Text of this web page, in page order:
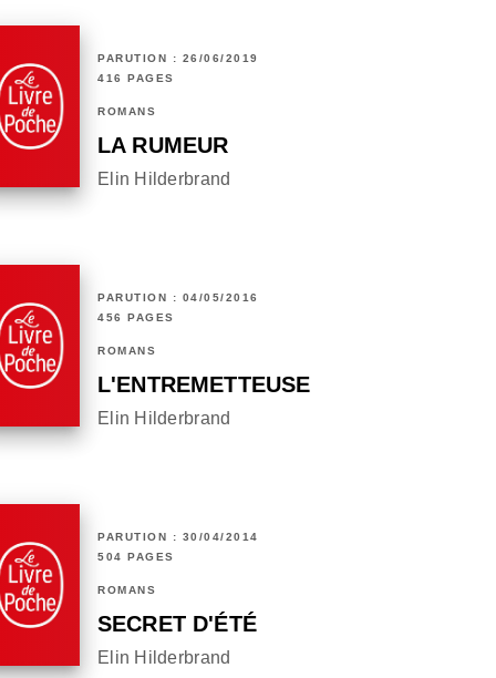
PARUTION : 26/06/2019
416 PAGES
ROMANS
LA RUMEUR
Elin Hilderbrand
PARUTION : 04/05/2016
456 PAGES
ROMANS
L'ENTREMETTEUSE
Elin Hilderbrand
PARUTION : 30/04/2014
504 PAGES
ROMANS
SECRET D'ÉTÉ
Elin Hilderbrand